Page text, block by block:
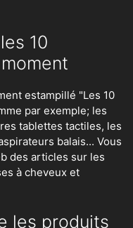
10
estampillé "Les 10
par exemple; les
tablettes tactiles, les
balais... Vous
des articles sur les
à cheveux et
les produits